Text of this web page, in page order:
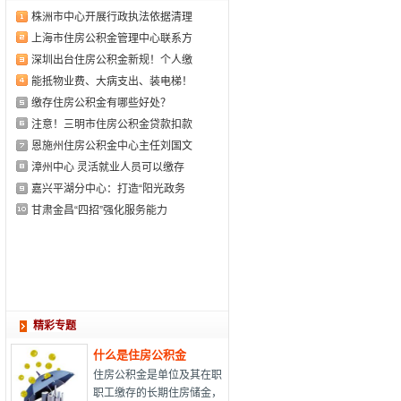
株洲市中心开展行政执法依据清理
上海市住房公积金管理中心联系方
深圳出台住房公积金新规！个人缴
能抵物业费、大病支出、装电梯！
缴存住房公积金有哪些好处？
注意！三明市住房公积金贷款扣款
恩施州住房公积金中心主任刘国文
漳州中心 灵活就业人员可以缴存
嘉兴平湖分中心：打造“阳光政务
甘肃金昌“四招”强化服务能力
精彩专题
什么是住房公积金
住房公积金是单位及其在职
职工缴存的长期住房储金，